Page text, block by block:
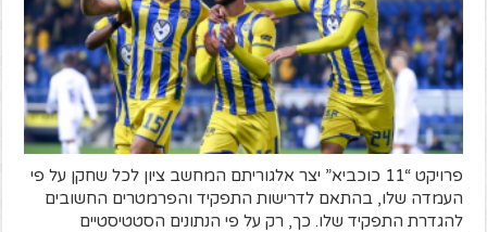
פרויקט “11 כוכביא” יצר אלגוריתם המחשב ציון לכל שחקן על פי
העמדה שלו, בהתאם לדרישות התפקיד והפרמטרים החשובים
להגדרת התפקיד שלו. כך, רק על פי הנתונים הסטטיסטיים